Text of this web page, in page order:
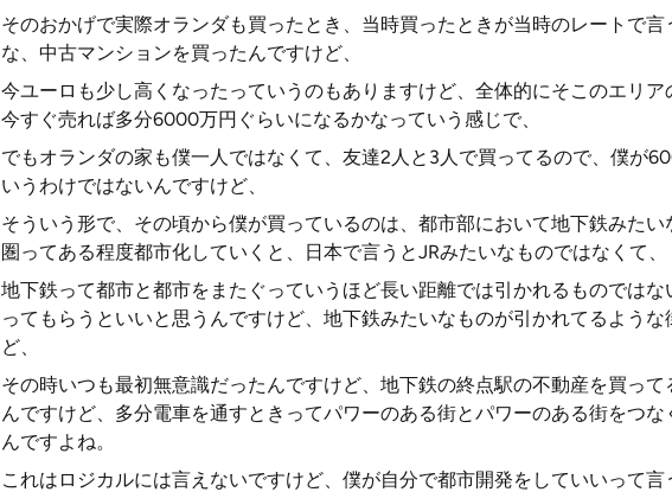
そのおかげで実際オランダも買ったとき、当時買ったときが当時のレートで
な、中古マンションを買ったんですけど、
今ユーロも少し高くなったっていうのもありますけど、全体的にそこのエリ
今すぐ売れば多分6000万円ぐらいになるかなっていう感じで、
でもオランダの家も僕一人ではなくて、友達2人と3人で買ってるので、僕が
いうわけではないんですけど、
そういう形で、その頃から僕が買っているのは、都市部において地下鉄みた
圏ってある程度都市化していくと、日本で言うとJRみたいなものではなくて、
地下鉄って都市と都市をまたぐっていうほど長い距離では引かれるものでは
ってもらうといいと思うんですけど、地下鉄みたいなものが引かれてるよう
ど、
その時いつも最初無意識だったんですけど、地下鉄の終点駅の不動産を買っ
んですけど、多分電車を通すときってパワーのある街とパワーのある街をつ
んですよね。
これはロジカルには言えないですけど、僕が自分で都市開発をしていいって